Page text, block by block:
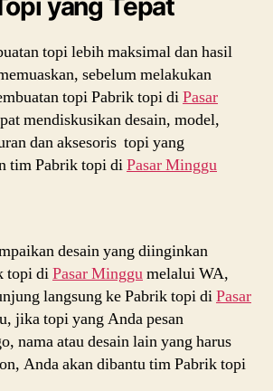
topi lebih maksimal dan hasil
sebelum melakukan
topi Pabrik topi diPasar
mendiskusikan desain, model,
dan aksesoris topi yang
tim Pabrik topi diPasar Minggu
desain yang diinginkan
topi diPasar Minggumelalui WA,
langsung ke Pabrik topi diPasar
jika topi yang Anda pesan
nama atau desain lain yang harus
Anda akan dibantu tim Pabrik topi